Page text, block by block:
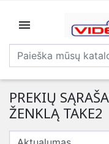

PREKIŲ
ŽENKLĄ TAKE2